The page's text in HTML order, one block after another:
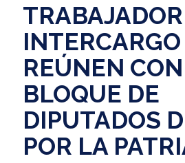
INTERCARGO
REÚNEN
BLOQUE DE
DIPUTADOS
POR LA